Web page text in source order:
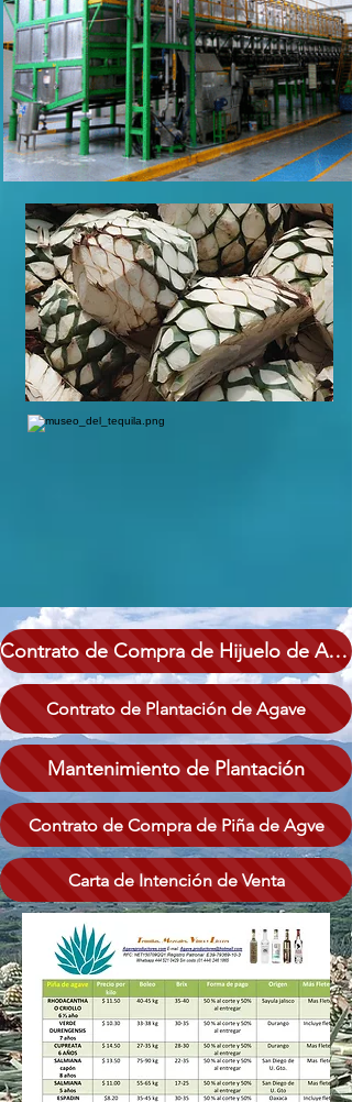
Contrato de Compra de Hijuelo de Agave
Contrato de Plantación de Agave
Mantenimiento de Plantación
Contrato de Compra de Piña de Agve
Carta de Intención de Venta